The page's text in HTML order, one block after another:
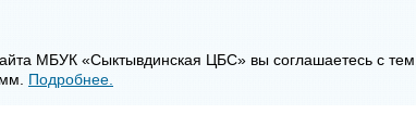
МБУК «Сыктывдинская ЦБС» вы соглашаетесь с
Подробнее.